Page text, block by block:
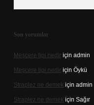
Son yorumlar
Meşcere tipi nedir için admin
Meşcere tipi nedir için Öykü
Straplez ne demek için admin
Straplez ne demek için Sağır